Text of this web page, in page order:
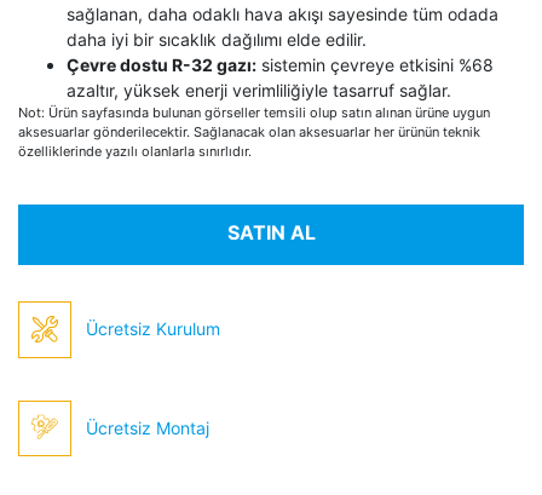
sağlanan, daha odaklı hava akışı sayesinde tüm odada
daha iyi bir sıcaklık dağılımı elde edilir.
Çevre dostu R-32 gazı: sistemin çevreye etkisini %68
azaltır, yüksek enerji verimliliğiyle tasarruf sağlar.
Not: Ürün sayfasında bulunan görseller temsili olup satın alınan ürüne uygun
aksesuarlar gönderilecektir. Sağlanacak olan aksesuarlar her ürünün teknik
özelliklerinde yazılı olanlarla sınırlıdır.
SATIN AL
Ücretsiz Kurulum
Ücretsiz Montaj